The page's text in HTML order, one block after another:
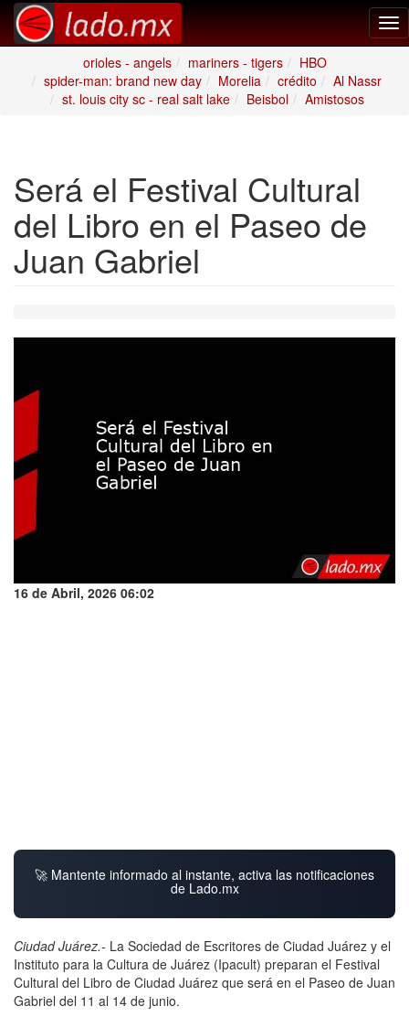
orioles - angels
mariners - tigers
HBO
spider-man: brand new day
Morelia crédito
Al Nassr
st. louis city sc - real salt lake
Beisbol Amistosos
Será el Festival Cultural
del Libro en el Paseo de
Juan Gabriel
16 de Abril, 2026 06:02
🚀 Mantente informado al instante, activa las notificaciones
de Lado.mx
Ciudad Juárez.- La Sociedad de Escritores de Ciudad Juárez y el
Instituto para la Cultura de Juárez (Ipacult) preparan el Festival
Cultural del Libro de Ciudad Juárez que será en el Paseo de Juan
Gabriel del 11 al 14 de junio.